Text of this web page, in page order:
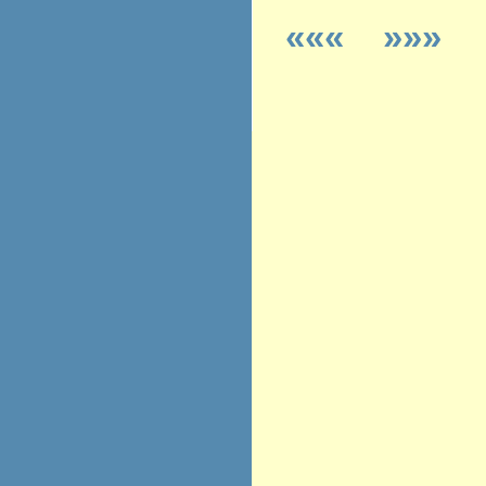
««« »»»